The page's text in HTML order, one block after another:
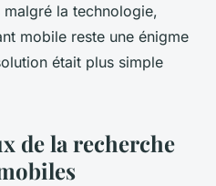
la technologie,
mobile reste une énigme
était plus simple
de la recherche